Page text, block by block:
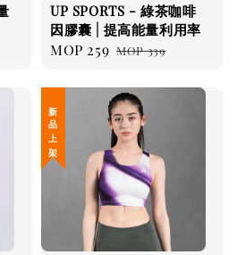
UP SPORTS - 綠茶咖啡
因膠囊 | 提高能量利用率
Sale
MOP 259 Regular
MOP 339
新 品 上 架